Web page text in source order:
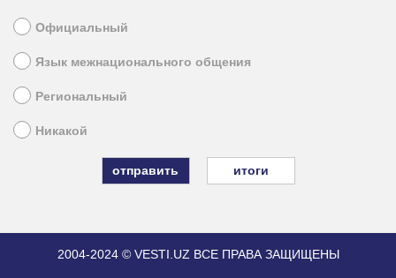
Официальный
Язык межнационального общения
Региональный
Никакой
итоги
2004-2024 © VESTI.UZ ВСЕ ПРАВА ЗАЩИЩЕНЫ